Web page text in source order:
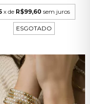
x de R$99,60 sem juros
ESGOTADO